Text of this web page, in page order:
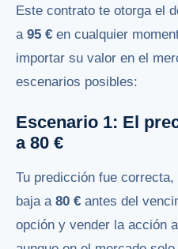
Este contrato te otorga el
a 95 € en cualquier
importar su valor en el
escenarios posibles:
Escenario 1: El
a 80 €
Tu predicción fue
baja a 80 € antes del
opción y vender la acción a